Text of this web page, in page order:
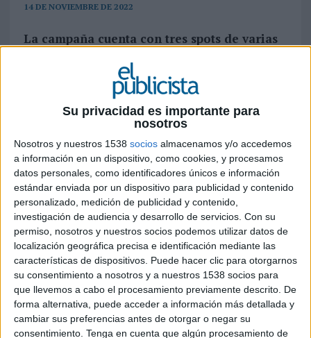
Su privacidad es importante para
nosotros
Nosotros y nuestros 1538 socios almacenamos y/o accedemos
a información en un dispositivo, como cookies, y procesamos
datos personales, como identificadores únicos e información
estándar enviada por un dispositivo para publicidad y contenido
personalizado, medición de publicidad y contenido,
investigación de audiencia y desarrollo de servicios. Con su
permiso, nosotros y nuestros socios podemos utilizar datos de
localización geográfica precisa e identificación mediante las
características de dispositivos. Puede hacer clic para otorgarnos
su consentimiento a nosotros y a nuestros 1538 socios para
que llevemos a cabo el procesamiento previamente descrito. De
forma alternativa, puede acceder a información más detallada y
cambiar sus preferencias antes de otorgar o negar su
consentimiento. Tenga en cuenta que algún procesamiento de
14 DE NOVIEMBRE DE 2022
La campaña cuenta con tres spots de varias
arranca hoy su primera campaña de
televisión en España. Con el concepto
Tranquilísimo”, hace referencia a la sensación
de tranquilidad que aporta a sus consumidores al
entregar todo lo que necesitan en cuestión de
minutos.
La compañía pretende facilitar la vida de las
personas ofreciendo un servicio ultra cómodo y
ahorrando tiempo en sus vidas para que puedan
invertirlo en aquellas cosas que realmente les
importan.
La campaña 'Con Getir, tranquilísimo' consta de
tres spots dirigidos a diferentes públicos,
definidos según sus hábitos de consumo, y ha sido